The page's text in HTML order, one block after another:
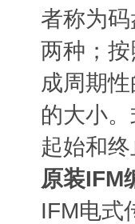
者称为
两种；
成周期
的大小
起始和
原装IFM
IFM电式